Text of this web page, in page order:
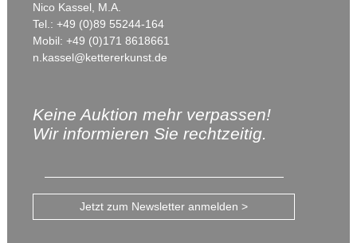
Nico Kassel, M.A.
Tel.: +49 (0)89 55244-164
Mobil: +49 (0)171 8618661
n.kassel@kettererkunst.de
Keine Auktion mehr verpassen!
Wir informieren Sie rechtzeitig.
Jetzt zum Newsletter anmelden >